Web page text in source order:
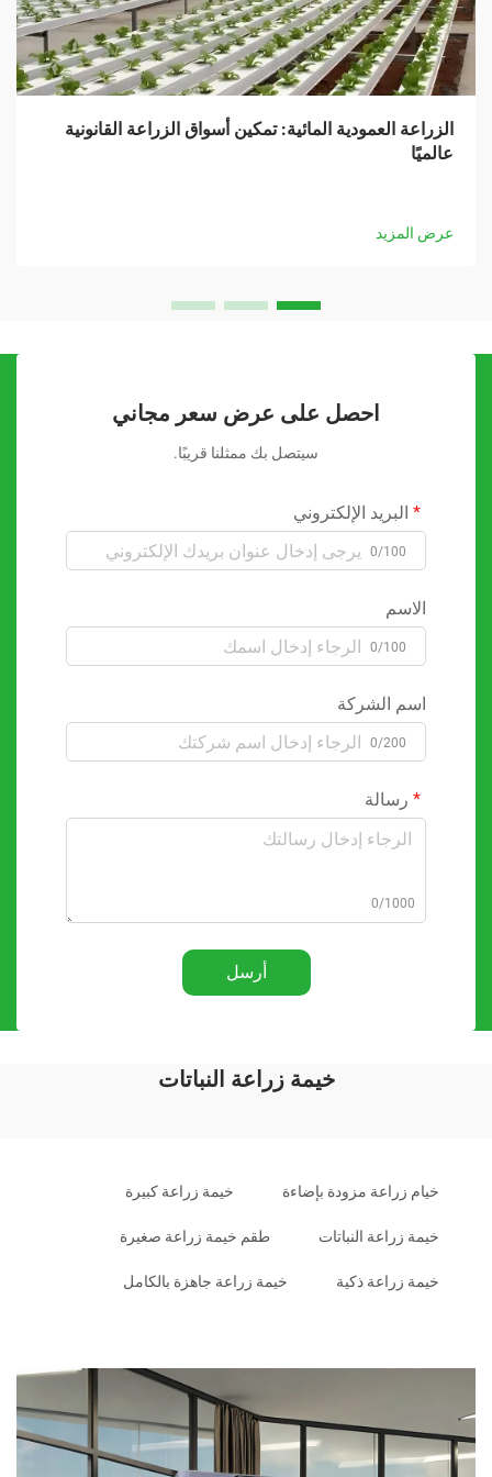
الزراعة العمودية المائية: تمكين أسواق الزراعة القانونية
عالميًا
عرض المزيد
احصل على عرض سعر مجاني
سيتصل بك ممثلنا قريبًا.
البريد الإلكتروني
0/100
الاسم
0/100
اسم الشركة
0/200
رسالة
0/1000
أرسل
خيمة زراعة النباتات
خيام زراعة مزودة بإضاءة خيمة زراعة كبيرة
خيمة زراعة النباتات طقم خيمة زراعة صغيرة
خيمة زراعة ذكية خيمة زراعة جاهزة بالكامل